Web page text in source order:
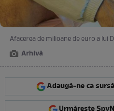
Afacerea de milioane de euro a lui
Arhivă
Adaugă-ne ca